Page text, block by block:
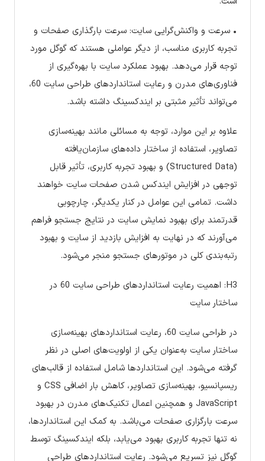
• سرعت و واکنش‌گرایی سایت: سرعت بارگذاری صفحات و
تجربه کاربری مناسب، از دیگر عواملی هستند که گوگل مورد
توجه قرار می‌دهد. بهبود عملکرد سایت با بهره‌گیری از
فناوری‌های مدرن و رعایت استانداردهای طراحی سایت 60،
می‌تواند تأثیر مثبتی بر ایندکسینگ داشته باشد.
علاوه بر این موارد، توجه به مسائلی مانند بهینه‌سازی
تصاویر، استفاده از ساختار داده‌های سازمان‌یافته
(Structured Data) و بهبود تجربه کاربری، تأثیر قابل
توجهی در افزایش ایندکس شدن صفحات سایت خواهند
داشت. تمامی این عوامل در کنار یکدیگر، چارچوبی
قدرتمند برای بهبود نمایش سایت در نتایج جستجو فراهم
می‌آورند که در نهایت به افزایش بازدید از سایت و بهبود
رتبه‌بندی کلی در موتورهای جستجو منجر می‌شود.
H3: اهمیت رعایت استانداردهای طراحی سایت 60 در
ساختار سایت
در طراحی سایت 60، رعایت استانداردهای بهینه‌سازی
ساختار سایت به‌عنوان یکی از اولویت‌های اصلی در نظر
گرفته می‌شود. این استانداردها شامل استفاده از قالب‌های
ریسپانسیو، بهینه‌سازی تصاویر، کاهش بار اضافی CSS و
JavaScript و همچنین اعمال تکنیک‌های مدرن در بهبود
سرعت بارگزاری صفحات می‌باشد. به کمک این استانداردها،
نه تنها تجربه کاربری بهبود می‌یابد، بلکه ایندکسینگ توسط
گوگل نیز تسریع می‌شود. رعایت استانداردهای طراحی